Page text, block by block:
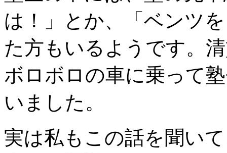
は！」とか、「ベンツ
た方もいるようです。
ボロボロの車に乗って
いました。
実は私もこの話を聞い